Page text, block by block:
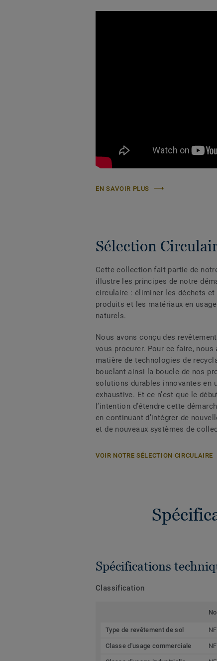
EN SAVOIR PLUS
Sélection
Cette collection fait partie de
illustre les principes de notre
circulaire : éliminer les déchets
produits et les matériaux en
naturels.
Nous avons conçu des
vous procurer. Pour ce faire,
matière de technologies de
bouclant ainsi la boucle de nos
solutions durables innovantes en
exhaustive. Et ce n’est que le
l’intention d’étendre cette
en continuant d’intégrer de
et de nouveaux systèmes de
VOIR NOTRE SÉLECTION CIRCULAIRE
Spécifications
Classification
Type de revêtement de sol
Classe d'usage commerciale